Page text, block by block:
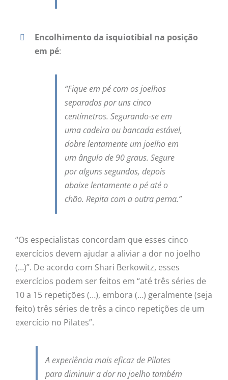
Encolhimento da isquiotibial na posição
em pé:
“Fique em pé com os joelhos
separados por uns cinco
centímetros. Segurando-se em
uma cadeira ou bancada estável,
dobre lentamente um joelho em
um ângulo de 90 graus. Segure
por alguns segundos, depois
abaixe lentamente o pé até o
chão. Repita com a outra perna.”
“Os especialistas concordam que esses cinco
exercícios devem ajudar a aliviar a dor no joelho
(…)”. De acordo com Shari Berkowitz, esses
exercícios podem ser feitos em “até três séries de
10 a 15 repetições (…), embora (…) geralmente (seja
feito) três séries de três a cinco repetições de um
exercício no Pilates”.
A experiência mais eficaz de Pilates
para diminuir a dor no joelho também